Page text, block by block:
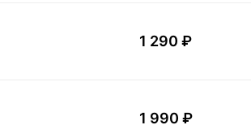
1 290 ₽
1 990 ₽